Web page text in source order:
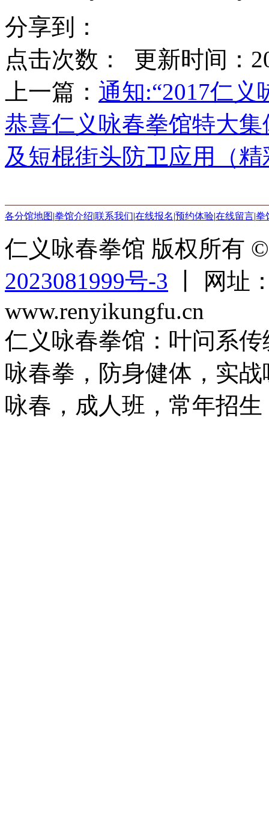
分享到：
点击次数：
更新时间：
上一篇： 通知:“2017仁
恭喜仁义咏春拳馆特大
及短棍街头防卫应用（
各分馆地图 拳馆介绍 联系我们 在线报名 预约体验在线留言拳
仁义咏春拳馆 版权所有
2023081999号-3 丨 网址
www.renyikungfu.cn
仁义咏春拳馆：叶问系
咏春拳，防身健体，实
咏春，成人班，常年招